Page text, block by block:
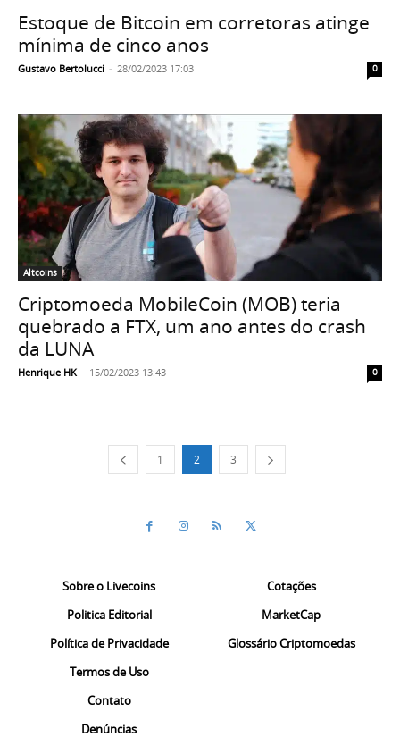
Estoque de Bitcoin em corretoras atinge
mínima de cinco anos
Gustavo Bertolucci - 28/02/2023 17:03 0
Altcoins
Criptomoeda MobileCoin (MOB) teria
quebrado a FTX, um ano antes do crash
da LUNA
Henrique HK - 15/02/2023 13:43 0
1 2 3
Sobre o Livecoins
Politica Editorial
Política de Privacidade
Termos de Uso
Contato
Denúncias
Cotações
MarketCap
Glossário Criptomoedas